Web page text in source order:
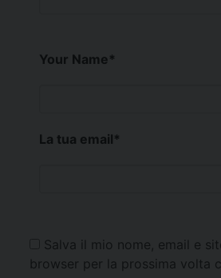
Your Name*
La tua email*
Salva il mio nome, email e
browser per la prossima volta